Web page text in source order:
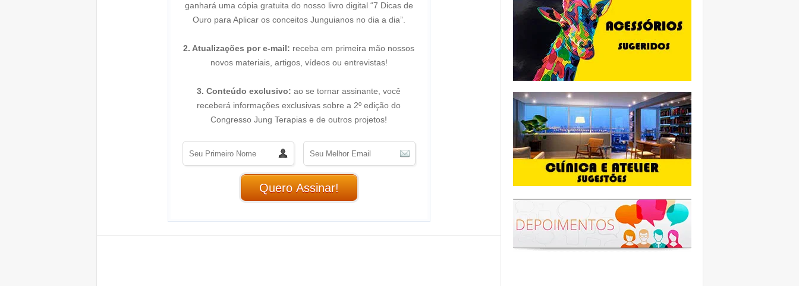
ganhará uma cópia gratuita do nosso livro digital “7 Dicas de
Ouro para Aplicar os conceitos Junguianos no dia a dia”.
2. Atualizações por e-mail: receba em primeira mão nossos
novos materiais, artigos, vídeos ou entrevistas!
3. Conteúdo exclusivo: ao se tornar assinante, você
receberá informações exclusivas sobre a 2º edição do
Congresso Jung Terapias e de outros projetos!
Quero Assinar!